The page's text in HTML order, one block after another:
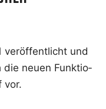
ver­öf­fent­licht und
die neu­en Funk­tio­
vor.